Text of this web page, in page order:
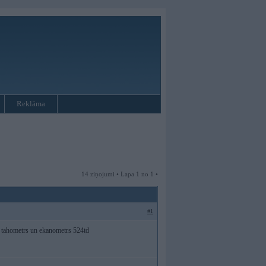
Reklāma
14 ziņojumi • Lapa 1 no 1 •
#1
un ekanometrs 524td